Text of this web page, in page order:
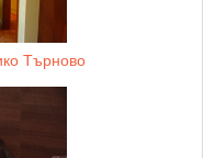
Търново